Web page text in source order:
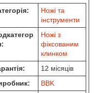
Ножі та
інструменти
Ножі з
фіксованим
клинком
12 місяців
BBK